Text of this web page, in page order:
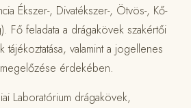
Ékszer-, Divatékszer-, Ötvös-, Kő-
Fő feladata a drágakövek szakértői
tájékoztatása, valamint a jogellenes
érdekében.
Laboratórium drágakövek,